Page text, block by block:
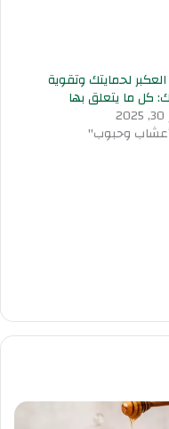
لحمايتك وتقوية
كل ما يتعلق بها
وحبوب"